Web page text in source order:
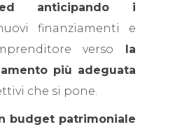
ed anticipando i
finanziamenti e
verso
la
più adeguata
che si pone.
budget patrimoniale